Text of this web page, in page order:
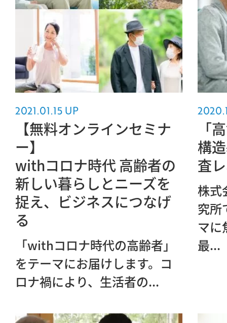
2021.01.15 UP
【無料オンラインセミナ
ー】
withコロナ時代 高齢者の
新しい暮らしとニーズを
捉え、ビジネスにつなげ
る
「withコロナ時代の高齢者」
をテーマにお届けします。コ
ロナ禍により、生活者の...
「
構
査
株式
究所
マに
最...